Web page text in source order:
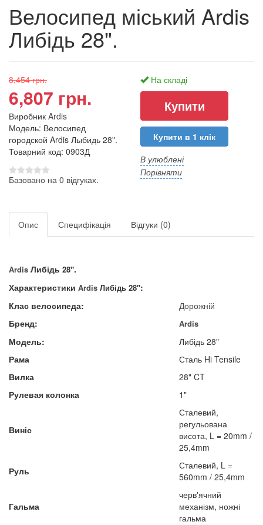
Велосипед міський Ardis
Либідь 28".
8,454 грн.
6,807 грн.
Виробник Ardis
Модель: Велосипед
городской Ardis Лыбидь 28".
Товарний код: 0903Д
Базовано на 0 відгуках.
На складі
Купити в 1 клік
В улюблені
Порівняти
Опис Специфікація Відгуки (0)
Ardis Либідь 28"​.
Характеристики Ardis Либідь 28":
Клас велосипеда:
Дорожній
Бренд:
Ardis
Модель:
Либідь 28"
Рама
Сталь Hi Tensile
Вилка
28" CT
Рулевая колонка
1"
Виніс
Сталевий,
регульована
висота, L = 20mm /
25,4mm
Руль
Сталевий, L =
560mm / 25,4mm
Гальма
черв'ячний
механізм, ножні
гальма